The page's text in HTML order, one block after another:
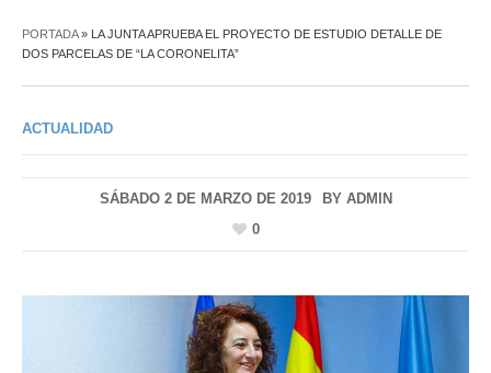
PORTADA» LA JUNTA APRUEBA EL PROYECTO DE ESTUDIO DETALLE DE
DOS PARCELAS DE “LA CORONELITA”
ACTUALIDAD
SÁBADO 2 DE MARZO DE 2019 BY ADMIN
0